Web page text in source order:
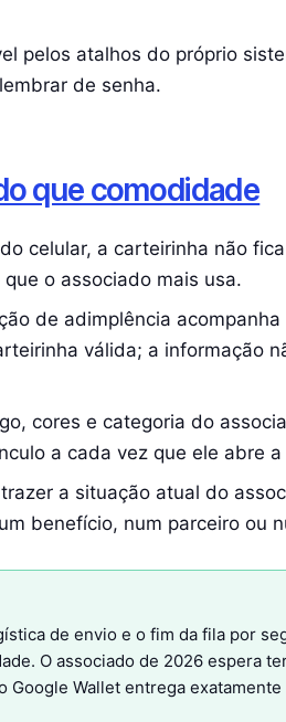
pelos atalhos do próprio
de senha.
que comodidade
celular, a carteirinha não
o associado mais usa.
de adimplência
válida; a informação
cores e categoria do
a cada vez que ele abre
a situação atual do
benefício, num parceiro ou
de envio e o fim da fila por
O associado de 2026 espera
Google Wallet entrega exatamente